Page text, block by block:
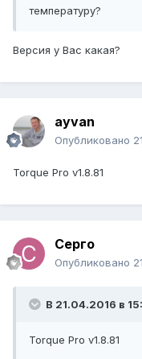
температуру?
Версия у Вас какая?
ayvan
Опубликовано
Torque Pro v1.8.81
Серго
Опубликовано
В 21.04.2016 в
Torque Pro v1.8.81